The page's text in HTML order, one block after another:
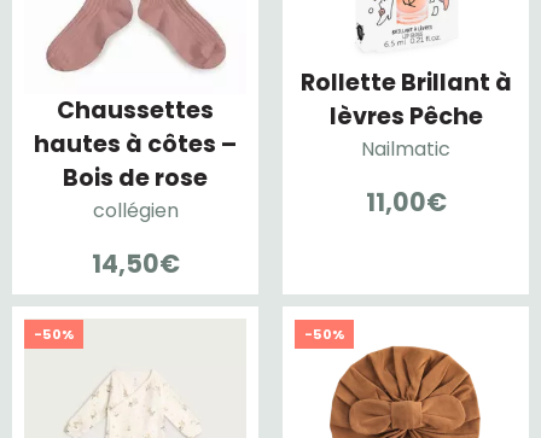
Chaussettes
hautes à côtes –
Bois de rose
collégien
14,50€
Rollette Brillant à
lèvres Pêche
Nailmatic
11,00€
-50% -50%